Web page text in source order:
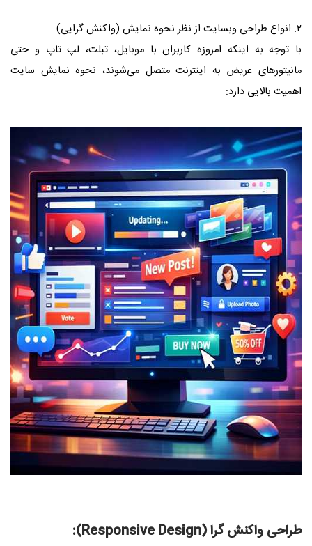
۲. انواع طراحی وبسایت از نظر نحوه نمایش (واکنش‌ گرایی)
با توجه به اینکه امروزه کاربران با موبایل، تبلت، لپ ‌تاپ و حتی
مانیتورهای عریض به اینترنت متصل می‌شوند، نحوه نمایش سایت
اهمیت بالایی دارد:
طراحی واکنش‌ گرا (Responsive Design):